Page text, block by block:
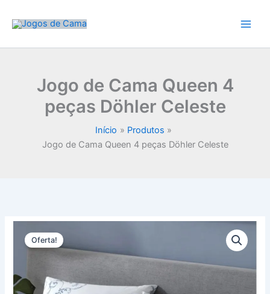
para
conteúdo
Jogo de Cama Queen 4
peças Döhler Celeste
Início
Produtos
Jogo de Cama Queen 4 peças Döhler Celeste
Oferta!